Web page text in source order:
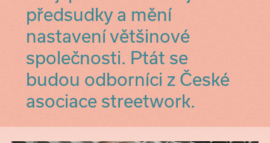
předsudky a mění
nastavení většinové
společnosti. Ptát se
budou odborníci z České
asociace streetwork.